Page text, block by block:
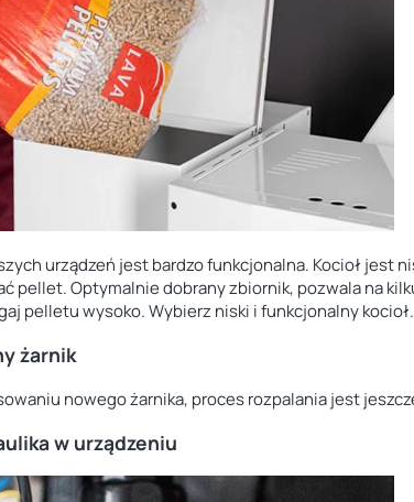
urządzeń jest bardzo funkcjonalna. Kocioł jest
pellet. Optymalnie dobrany zbiornik, pozwala na
pelletu wysoko. Wybierz niski i funkcjonalny kocioł.
żarnik
nowego żarnika, proces rozpalania jest
w urządzeniu